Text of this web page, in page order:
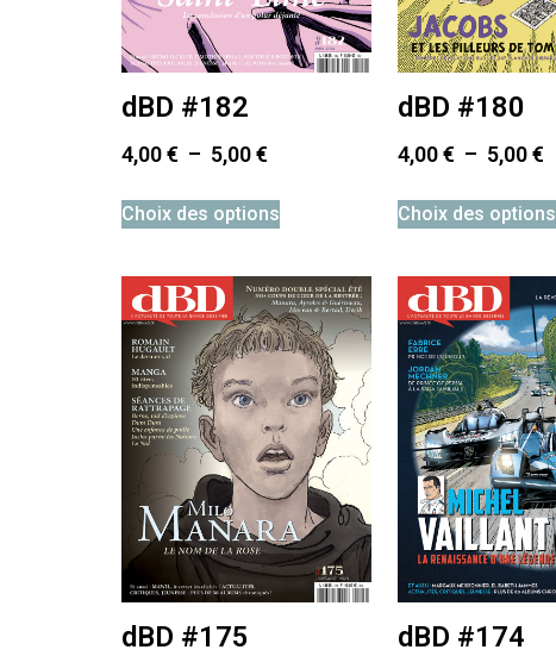
dBD #182
4,00€ – 5,00€
Choix des options
dBD #180
4,00€ – 5,00€
Choix des options
dBD #175 dBD #174